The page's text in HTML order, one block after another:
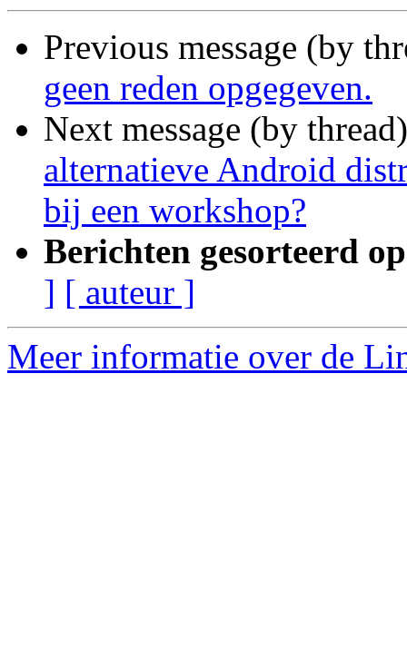
Previous message (by
geen reden opgegeven.
Next message (by
alternatieve Android
bij een workshop?
Berichten gesorteerd
] [ auteur ]
Meer informatie over de